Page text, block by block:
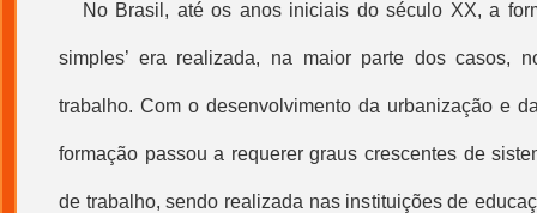
No Brasil, até os anos iniciais do século XX, a
simples’ era realizada, na maior parte dos casos,
trabalho. Com o desenvolvimento da urbanização e
formação passou a requerer graus crescentes de
de trabalho, sendo realizada nas instituições de